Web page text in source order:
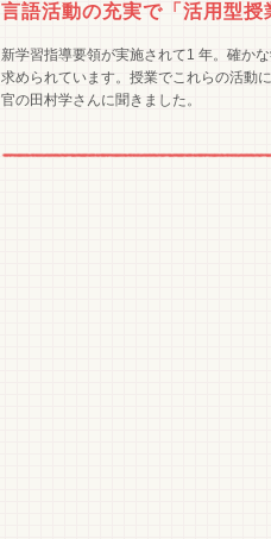
言語活動の充実で「活用型授
新学習指導要領が実施されて1 年。確か
求められています。授業でこれらの活動
官の田村学さんに聞きました。